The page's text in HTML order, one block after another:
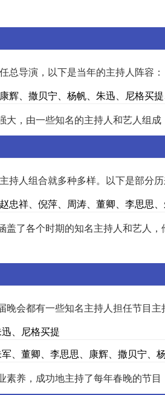
总导演，以下是当年的主持人阵容：
辉、撒贝宁、杨帆、朱迅、尼格买
，由一些知名的主持人和艺人组
持人组合就多种多样。以下是部分
忠祥、倪萍、周涛、董卿、李思思
盖了各个时期的知名主持人和艺人
晚会都有一些知名主持人担任节目
、尼格买提
、董卿、李思思、康辉、撒贝宁、
养，成功地主持了每年春晚的节目